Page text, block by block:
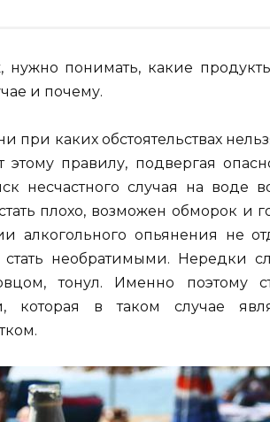
нужно понимать, какие
и почему.
при каких обстоятельствах
этому правилу, подвергая
несчастного случая на воде
плохо, возможен обморок и
алкогольного опьянения не
стать необратимыми. Нередки
тонул. Именно поэтому
которая в таком случае